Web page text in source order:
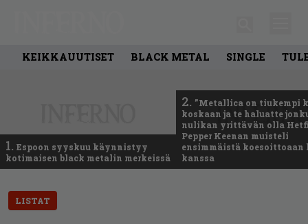
KEIKKAUUTISET BLACK METAL SINGLE
1. Espoon syyskuu käynnistyy
kotimaisen black metalin merkeissä
2. ”Metallica on tiukempi
koskaan ja te haluatte
nulikan yrittävän olla
Pepper Keenan muisteli
ensimmäistä
kanssa
LISTAT